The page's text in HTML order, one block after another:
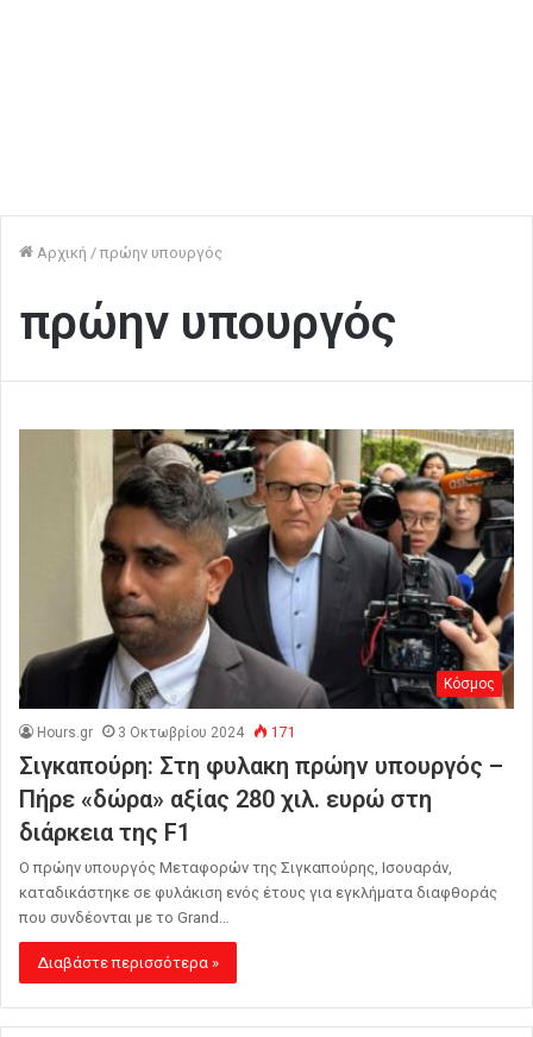
Αρχική / πρώην υπουργός
πρώην υπουργός
Κόσμος
Hours.gr 3 Οκτωβρίου 2024 171
Σιγκαπούρη: Στη φυλακη πρώην υπουργός –
Πήρε «δώρα» αξίας 280 χιλ. ευρώ στη
διάρκεια της F1
Ο πρώην υπουργός Μεταφορών της Σιγκαπούρης, Ισουαράν,
καταδικάστηκε σε φυλάκιση ενός έτους για εγκλήματα διαφθοράς
που συνδέονται με το Grand…
Διαβάστε περισσότερα »